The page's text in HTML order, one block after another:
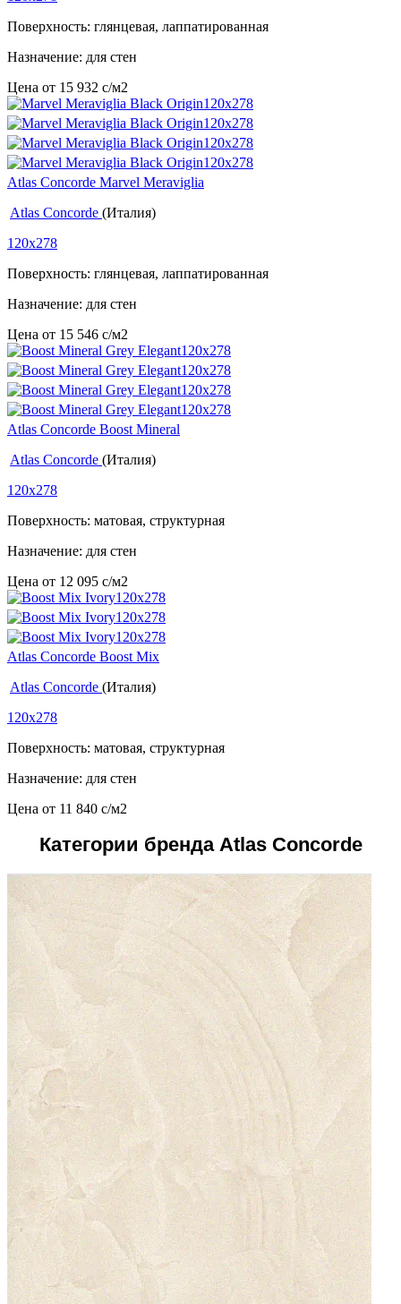
Поверхность: глянцевая, лаппатированная
Назначение: для стен
Цена от 15 932 c/м2
Atlas Concorde Marvel Meraviglia
Atlas Concorde (Италия)
120x278
Поверхность: глянцевая, лаппатированная
Назначение: для стен
Цена от 15 546 c/м2
Atlas Concorde Boost Mineral
Atlas Concorde (Италия)
120x278
Поверхность: матовая, структурная
Назначение: для стен
Цена от 12 095 c/м2
Atlas Concorde Boost Mix
Atlas Concorde (Италия)
120x278
Поверхность: матовая, структурная
Назначение: для стен
Цена от 11 840 c/м2
Категории бренда Atlas Concorde